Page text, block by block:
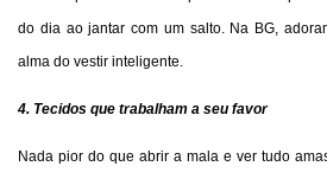
do dia ao jantar com um salto. Na BG,
alma do vestir inteligente.
4. Tecidos que trabalham a seu favor
Nada pior do que abrir a mala e ver tudo